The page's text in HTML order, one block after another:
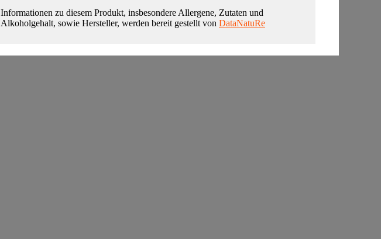
Informationen zu diesem Produkt, insbesondere Allergene, Zutaten und
Alkoholgehalt, sowie Hersteller, werden bereit gestellt von DataNatuRe